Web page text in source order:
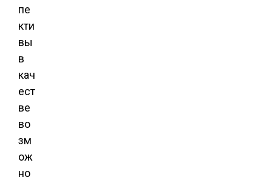
пе
кти
вы
в
кач
ест
ве
во
зм
ож
но